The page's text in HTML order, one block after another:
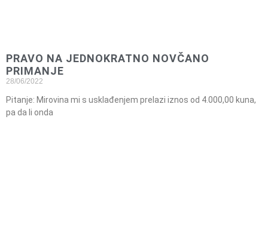
PRAVO NA JEDNOKRATNO NOVČANO
PRIMANJE
28/06/2022
Pitanje: Mirovina mi s usklađenjem prelazi iznos od 4.000,00 kuna,
pa da li onda